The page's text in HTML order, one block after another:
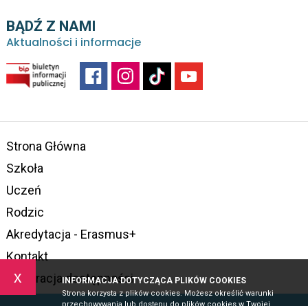
x INFORMACJA DOTYCZĄCA PLIKÓW COOKIES
Strona korzysta z plików cookies. Możesz określić warunki
BĄDŹ Z NAMI
Aktualności i informacje
Strona Główna
Szkoła
Uczeń
Rodzic
Akredytacja - Erasmus+
Kontakt
Deklaracja dostępności